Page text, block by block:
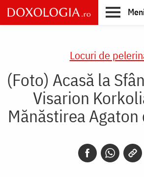
Skip
to
main
Locuri de
(Foto) Acasă la
Visarion
Mănăstirea Agaton